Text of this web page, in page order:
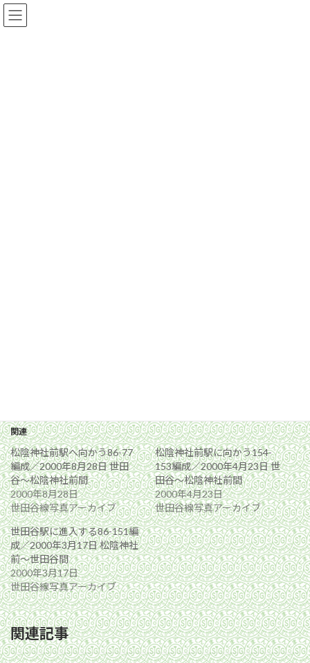
コ
ン
ナ
ビ
関連
松陰神社前駅へ向かう86-77
編成／2000年8月28日 世田
谷〜松陰神社前間
2000年8月28日
世田谷線写真アーカイブ
松陰神社前駅に向かう154-
153編成／2000年4月23日 世
田谷〜松陰神社前間
2000年4月23日
世田谷線写真アーカイブ
世田谷駅に進入する86-151編
成／2000年3月17日 松陰神社
前〜世田谷間
2000年3月17日
世田谷線写真アーカイブ
関連記事